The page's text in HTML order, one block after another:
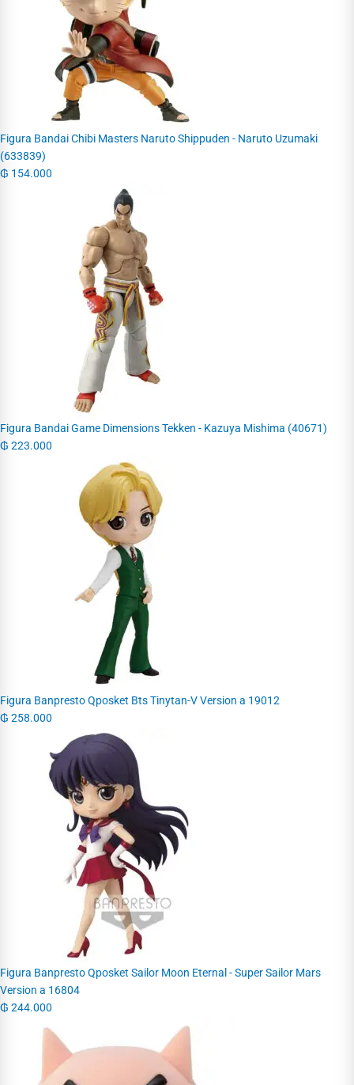
Figura Bandai Chibi Masters Naruto Shippuden - Naruto Uzumaki
(633839)
₲ 154.000
Figura Bandai Game Dimensions Tekken - Kazuya Mishima (40671)
₲ 223.000
Figura Banpresto Qposket Bts Tinytan-V Version a 19012
₲ 258.000
Figura Banpresto Qposket Sailor Moon Eternal - Super Sailor Mars
Version a 16804
₲ 244.000